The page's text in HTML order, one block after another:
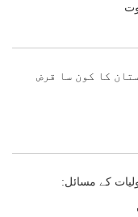
کا کون سا قرض
کے مسائل: